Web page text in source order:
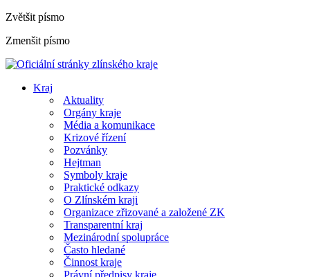
Zvětšit písmo
Zmenšit písmo
Kraj
Aktuality
Orgány kraje
Média a komunikace
Krizové řízení
Pozvánky
Hejtman
Symboly kraje
Praktické odkazy
O Zlínském kraji
Organizace zřizované a založené ZK
Transparentní kraj
Mezinárodní spolupráce
Často hledané
Činnost kraje
Právní předpisy kraje